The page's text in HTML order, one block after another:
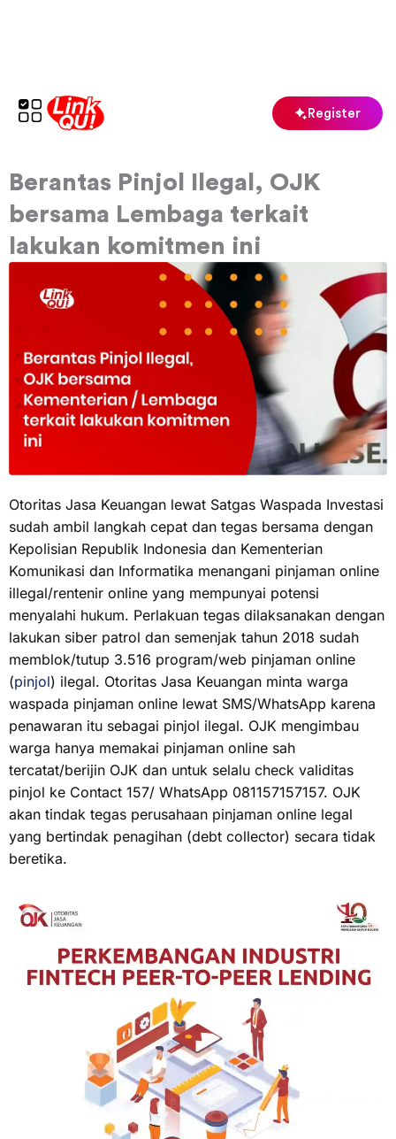
Register
Berantas Pinjol Ilegal, OJK
bersama Lembaga terkait
lakukan komitmen ini
Otoritas Jasa Keuangan lewat Satgas Waspada Investasi
sudah ambil langkah cepat dan tegas bersama dengan
Kepolisian Republik Indonesia dan Kementerian
Komunikasi dan Informatika menangani pinjaman online
illegal/rentenir online yang mempunyai potensi
menyalahi hukum. Perlakuan tegas dilaksanakan dengan
lakukan siber patrol dan semenjak tahun 2018 sudah
memblok/tutup 3.516 program/web pinjaman online
(pinjol) ilegal. Otoritas Jasa Keuangan minta warga
waspada pinjaman online lewat SMS/WhatsApp karena
penawaran itu sebagai pinjol ilegal. OJK mengimbau
warga hanya memakai pinjaman online sah
tercatat/berijin OJK dan untuk selalu check validitas
pinjol ke Contact 157/ WhatsApp 081157157157. OJK
akan tindak tegas perusahaan pinjaman online legal
yang bertindak penagihan (debt collector) secara tidak
beretika.